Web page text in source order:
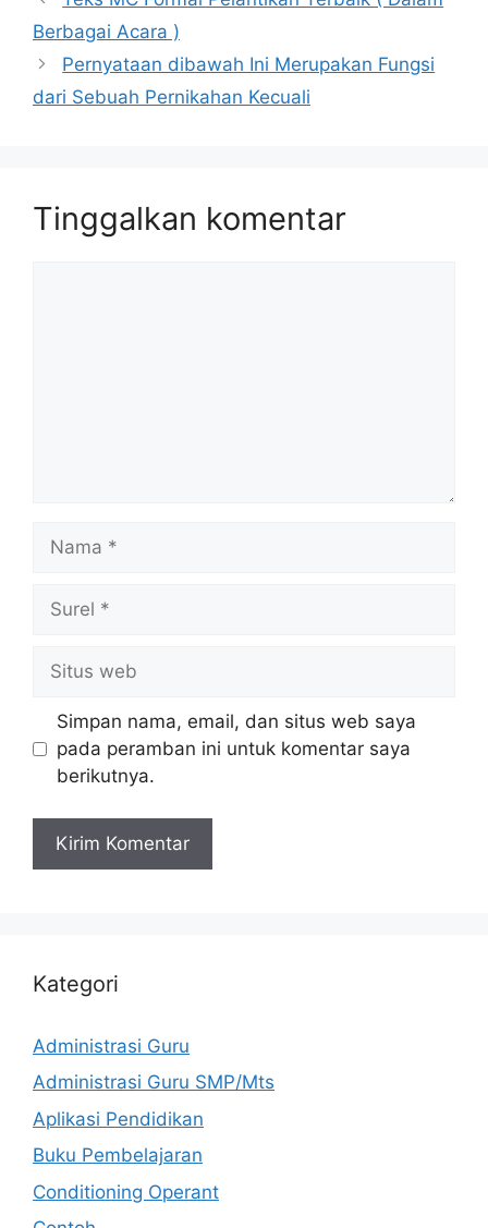
Berbagai Acara )
Pernyataan dibawah Ini Merupakan Fungsi
dari Sebuah Pernikahan Kecuali
Tinggalkan komentar
Nama
Surel
Situs
web
Simpan nama, email, dan situs web saya
pada peramban ini untuk komentar saya
berikutnya.
Kategori
Administrasi Guru
Administrasi Guru SMP/Mts
Aplikasi Pendidikan
Buku Pembelajaran
Conditioning Operant